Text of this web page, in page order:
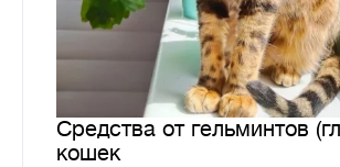
Средства от гельминтов
кошек